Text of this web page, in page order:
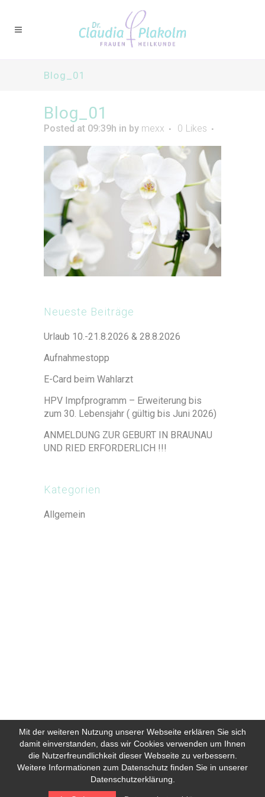
Mit der weiteren Nutzung unserer Webseite erklären Sie sich
damit einverstanden, dass wir Cookies verwenden um Ihnen
die Nutzerfreundlichkeit dieser Webseite zu verbessern.
Weitere Informationen zum Datenschutz finden Sie in unserer
Datenschutzerklärung.
Blog_01
Blog_01
Posted at 09:39h in by mexx 0 Likes
Neueste Beiträge
Urlaub 10.-21.8.2026 & 28.8.2026
Aufnahmestopp
E-Card beim Wahlarzt
HPV Impfprogramm – Erweiterung bis
zum 30. Lebensjahr ( gültig bis Juni 2026)
ANMELDUNG ZUR GEBURT IN BRAUNAU
UND RIED ERFORDERLICH !!!
Kategorien
Allgemein